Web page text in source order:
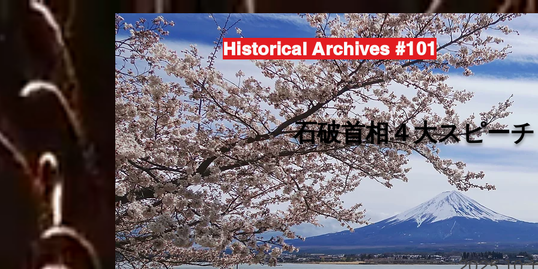
Historical Archives #101
​石破首相４大スピーチ